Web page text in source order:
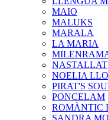
MAIO
MALUKS
MARALA
LA MARIA
NASTALLAT
NOELIA
PIRAT'S
PONCELAM
ROMÀNTIC
SANDRA